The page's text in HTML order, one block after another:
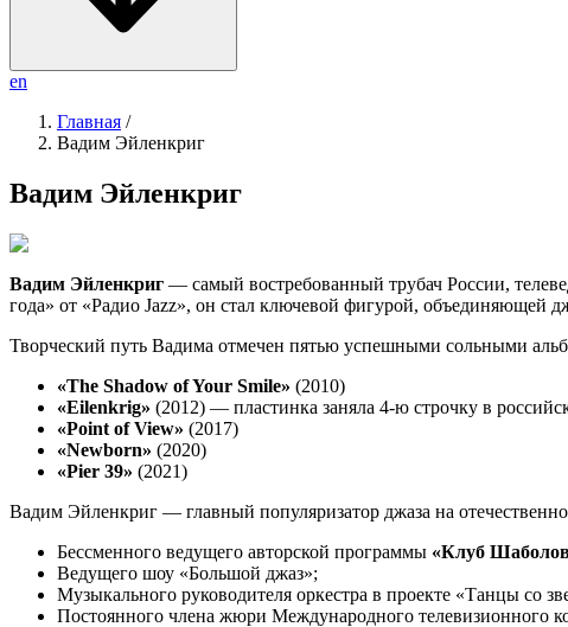
en
Главная /
Вадим Эйленкриг
Вадим Эйленкриг
Вадим Эйленкриг — самый востребованный трубач России,
года» от «Радио Jazz», он стал ключевой фигурой, объединяющей
Творческий путь Вадима отмечен пятью успешными сольными
«The Shadow of Your Smile» (2010)
«Eilenkrig» (2012) — пластинка заняла 4-ю строчку в
«Point of View» (2017)
«Newborn» (2020)
«Pier 39» (2021)
Вадим Эйленкриг — главный популяризатор джаза на
Бессменного ведущего авторской программы «Клуб
Ведущего шоу «Большой джаз»;
Музыкального руководителя оркестра в проекте «Танцы со
Постоянного члена жюри Международного телевизионного